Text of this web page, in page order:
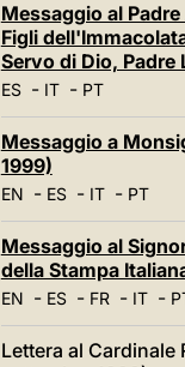
Messaggio al
Figli
Servo di Dio,
ES- IT- PT
Messaggio a
1999)
EN - ES- IT- PT
Messaggio al
della Stampa
EN - ES- FR- IT-
Lettera al